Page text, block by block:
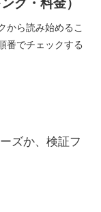
から読み始めるこ
番でチェックする
ズか、検証フ